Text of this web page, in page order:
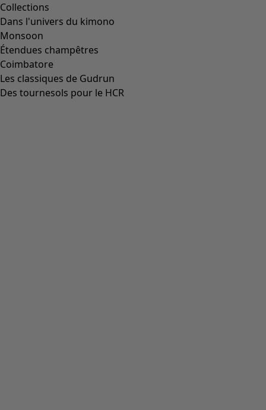
Collections
Dans l'univers du kimono
Monsoon
Étendues champêtres
Coimbatore
Les classiques de Gudrun
Des tournesols pour le HCR